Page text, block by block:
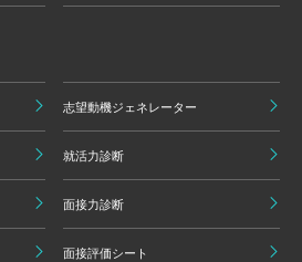
志望動機ジェネレーター
就活力診断
面接力診断
面接評価シート